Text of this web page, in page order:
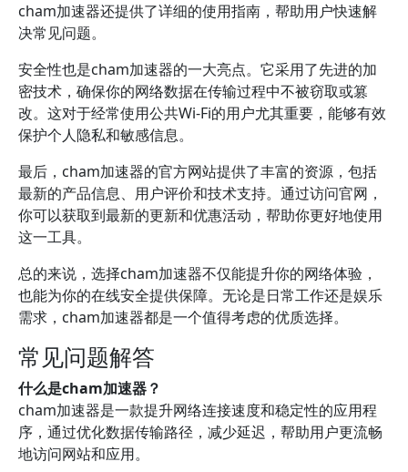
cham加速器还提供了详细的使用指南，帮助用户快速解
决常见问题。
安全性也是cham加速器的一大亮点。它采用了先进的加
密技术，确保你的网络数据在传输过程中不被窃取或篡
改。这对于经常使用公共Wi-Fi的用户尤其重要，能够有效
保护个人隐私和敏感信息。
最后，cham加速器的官方网站提供了丰富的资源，包括
最新的产品信息、用户评价和技术支持。通过访问官网，
你可以获取到最新的更新和优惠活动，帮助你更好地使用
这一工具。
总的来说，选择cham加速器不仅能提升你的网络体验，
也能为你的在线安全提供保障。无论是日常工作还是娱乐
需求，cham加速器都是一个值得考虑的优质选择。
常见问题解答
什么是cham加速器？
cham加速器是一款提升网络连接速度和稳定性的应用程
序，通过优化数据传输路径，减少延迟，帮助用户更流畅
地访问网站和应用。